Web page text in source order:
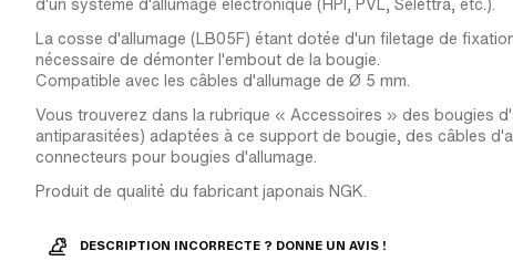
d'un système d'allumage électronique (HPI, PVL, Selettra, etc.).
La cosse d'allumage (LB05F) étant dotée d'un filetage de
nécessaire de démonter l'embout de la bougie.
Compatible avec les câbles d'allumage de Ø 5 mm.
Vous trouverez dans la rubrique « Accessoires » des bougies
antiparasitées) adaptées à ce support de bougie, des câbles
connecteurs pour bougies d'allumage.
Produit de qualité du fabricant japonais NGK.
DESCRIPTION INCORRECTE ? DONNE UN AVIS !